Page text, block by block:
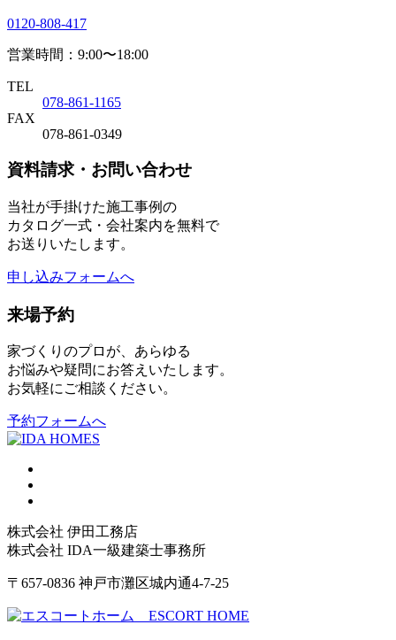
0120-808-417
営業時間：9:00〜18:00
TEL
078-861-1165
FAX
078-861-0349
資料請求・お問い合わせ
当社が手掛けた施工事例の
カタログ一式・会社案内を無料で
お送りいたします。
申し込みフォームへ
来場予約
家づくりのプロが、あらゆる
お悩みや疑問にお答えいたします。
お気軽にご相談ください。
予約フォームへ
株式会社 伊田工務店
株式会社 IDA一級建築士事務所
〒657-0836 神戸市灘区城内通4-7-25